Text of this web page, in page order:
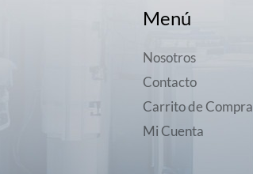
Menú
Nosotros
Contacto
Carrito de Compra
Mi Cuenta